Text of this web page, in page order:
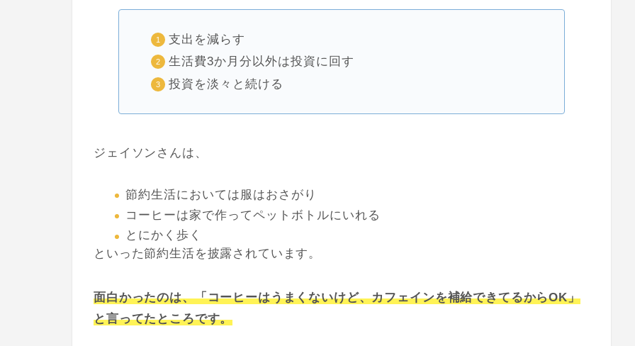
支出を減らす
生活費3か月分以外は投資に回す
投資を淡々と続ける
ジェイソンさんは、
節約生活においては服はおさがり
コーヒーは家で作ってペットボトルにいれる
とにかく歩く
といった節約生活を披露されています。
面白かったのは、「コーヒーはうまくないけど、カフェインを補給できてるからOK」
と言ってたところです。